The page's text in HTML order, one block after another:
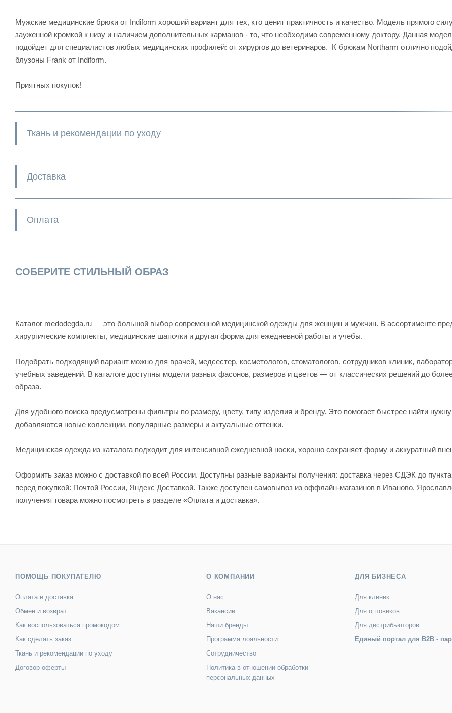
Мужские медицинские брюки от Indiform хороший вариант для тех, кто ценит практичность и качество. Модель прямого
зауженной кромкой к низу и наличием дополнительных карманов - то, что необходимо современному доктору. Данная
подойдет для специалистов любых медицинских профилей: от хирургов до ветеринаров. К брюкам Northarm отлично
блузоны Frank от Indiform.
Приятных покупок!
Ткань и рекомендации по уходу
Доставка
Оплата
СОБЕРИТЕ СТИЛЬНЫЙ ОБРАЗ
Каталог medodegda.ru — это большой выбор современной медицинской одежды для женщин и мужчин. В ассортименте
хирургические комплекты, медицинские шапочки и другая форма для ежедневной работы и учебы.
Подобрать подходящий вариант можно для врачей, медсестер, косметологов, стоматологов, сотрудников клиник,
учебных заведений. В каталоге доступны модели разных фасонов, размеров и цветов — от классических решений до
образа.
Для удобного поиска предусмотрены фильтры по размеру, цвету, типу изделия и бренду. Это помогает быстрее найти
добавляются новые коллекции, популярные размеры и актуальные оттенки.
Медицинская одежда из каталога подходит для интенсивной ежедневной носки, хорошо сохраняет форму и аккуратный
Оформить заказ можно с доставкой по всей России. Доступны разные варианты получения: доставка через СДЭК до
перед покупкой: Почтой России, Яндекс Доставкой. Также доступен самовывоз из оффлайн-магазинов в Иваново,
получения товара можно посмотреть в разделе «Оплата и доставка».
ПОМОЩЬ ПОКУПАТЕЛЮ
Оплата и доставка
Обмен и возврат
Как воспользоваться промокодом
Как сделать заказ
Ткань и рекомендации по уходу
Договор оферты
О КОМПАНИИ
О нас
Вакансии
Наши бренды
Программа лояльности
Сотрудничество
Политика в отношении обработки
персональных данных
ДЛЯ БИЗНЕСА
Для клиник
Для оптовиков
Для дистрибьюторов
Единый портал для B2B -